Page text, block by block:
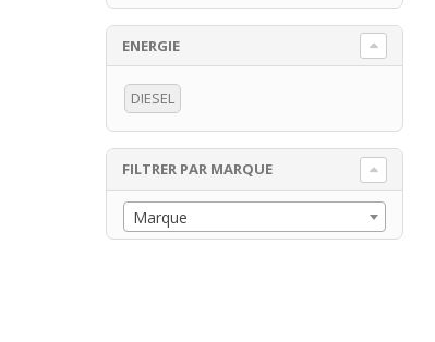
ENERGIE
DIESEL
FILTRER PAR MARQUE
Marque